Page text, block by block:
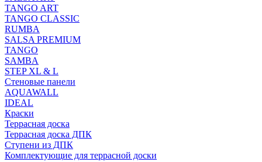
TANGO ART
TANGO CLASSIC
RUMBA
SALSA PREMIUM
TANGO
SAMBA
STEP XL & L
Стеновые панели
AQUAWALL
IDEAL
Краски
Террасная доска
Террасная доска ДПК
Ступени из ДПК
Комплектующие для террасной доски